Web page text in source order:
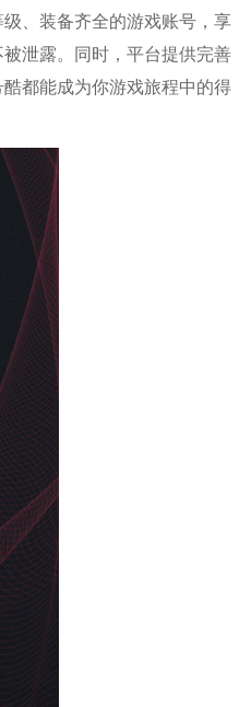
、装备齐全的游戏账号，享
泄露。同时，平台提供完善
都能成为你游戏旅程中的得